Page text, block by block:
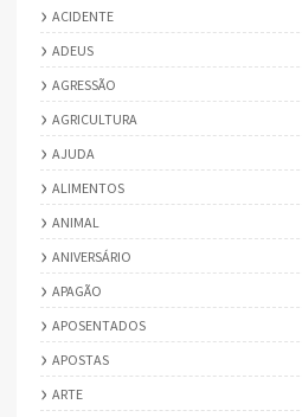
ACIDENTE
ADEUS
AGRESSÃO
AGRICULTURA
AJUDA
ALIMENTOS
ANIMAL
ANIVERSÁRIO
APAGÃO
APOSENTADOS
APOSTAS
ARTE